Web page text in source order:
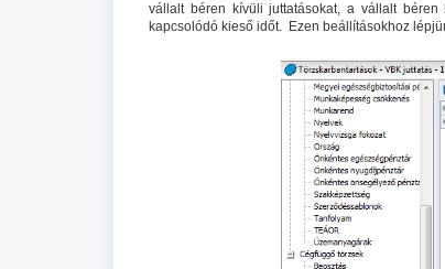
vállalt béren kívüli juttatásokat, a vállalt
kapcsolódó kieső időt. Ezen beállításokhoz